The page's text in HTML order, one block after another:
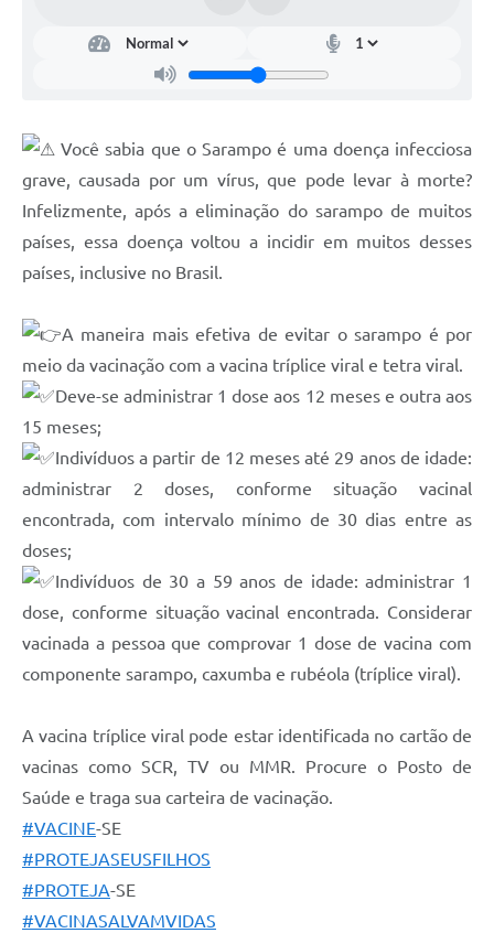
Legislação
Editais
Links
Agenda
SIC
Diário Oficial
Você sabia que o Sarampo é uma doença infecciosa
grave, causada por um vírus, que pode levar à morte?
Infelizmente, após a eliminação do sarampo de muitos
países, essa doença voltou a incidir em muitos desses
países, inclusive no Brasil.
A maneira mais efetiva de evitar o sarampo é por
meio da vacinação com a vacina tríplice viral e tetra viral.
Deve-se administrar 1 dose aos 12 meses e outra aos
15 meses;
Indivíduos a partir de 12 meses até 29 anos de idade:
administrar 2 doses, conforme situação vacinal
encontrada, com intervalo mínimo de 30 dias entre as
doses;
Indivíduos de 30 a 59 anos de idade: administrar 1
dose, conforme situação vacinal encontrada. Considerar
vacinada a pessoa que comprovar 1 dose de vacina com
componente sarampo, caxumba e rubéola (tríplice viral).
A vacina tríplice viral pode estar identificada no cartão de
vacinas como SCR, TV ou MMR. Procure o Posto de
Saúde e traga sua carteira de vacinação.
#VACINE-SE
#PROTEJASEUSFILHOS
#PROTEJA-SE
#VACINASALVAMVIDAS